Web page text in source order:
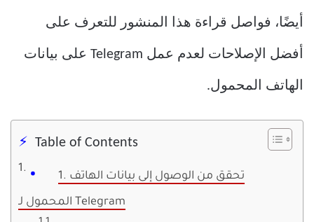
أيضًا، فواصل قراءة هذا المنشور للتعرف على
أفضل الإصلاحات لعدم عمل Telegram على بيانات
الهاتف المحمول.
Table of Contents
1. تحقق من الوصول إلى بيانات الهاتف
المحمول لـ Telegram